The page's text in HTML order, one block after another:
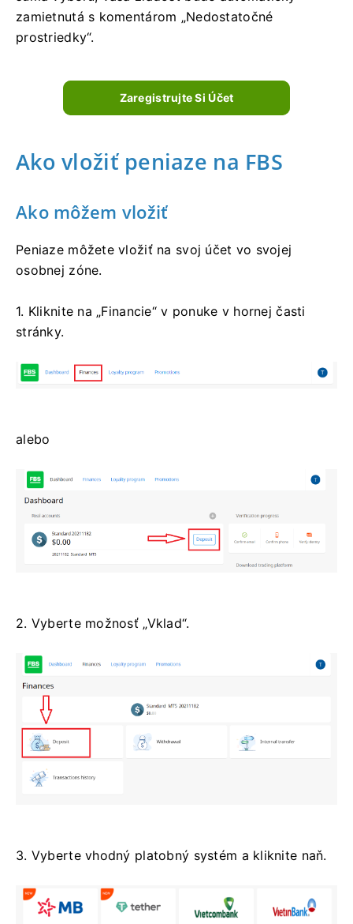
zamietnutá s komentárom „Nedostatočné
prostriedky“.
Zaregistrujte Si Účet
Ako vložiť peniaze na FBS
Ako môžem vložiť
Peniaze môžete vložiť na svoj účet vo svojej
osobnej zóne.
1. Kliknite na „Financie“ v ponuke v hornej časti
stránky.
alebo
2. Vyberte možnosť „Vklad“.
3. Vyberte vhodný platobný systém a kliknite naň.